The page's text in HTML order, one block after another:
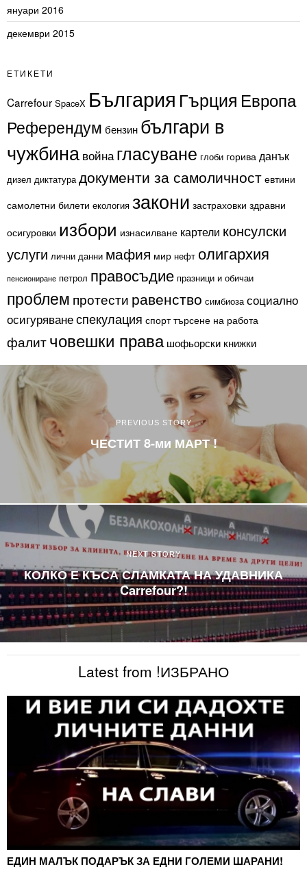
януари 2016
декември 2015
ЕТИКЕТИ
Carrefour SpaceX България Гърция Европа
Референдум бензин българи в
чужбина война гласуване глоби горива данък
дизел диктатура документи за самоличност евтини
самолетни билети екология закони застраховки здравни
осигуровки избори изнасилване картели консулски
услуги лични данни мафия мир нефт олигархия
пенсиониране петрол правосъдие празници и обичаи
проблем протести равенство симбиоза социално
осигуряванеспекулация спорт търсене на работа
фалитчовешки права шофьорски книжки
PREVIOUS STORY
ЧЕСТИТ 8-ми МАРТ !
NEXT STORY
КОЛКО Е КЪСА СЛАМКАТА НА УДАВНИКА
Carrefour?!
Latest from !ИЗБРАНО
ЕДИН МАЛЪК ПОДАРЪК ЗА ЕДНИ ГОЛЕМИ ШАРАНИ!